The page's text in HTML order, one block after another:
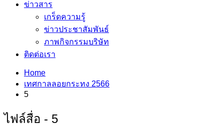
ข่าวสาร
เกร็ดความรู้
ข่าวประชาสัมพันธ์
ภาพกิจกรรมบริษัท
ติดต่อเรา
Home
เทศกาลลอยกระทง 2566
5
ไฟล์สื่อ - 5